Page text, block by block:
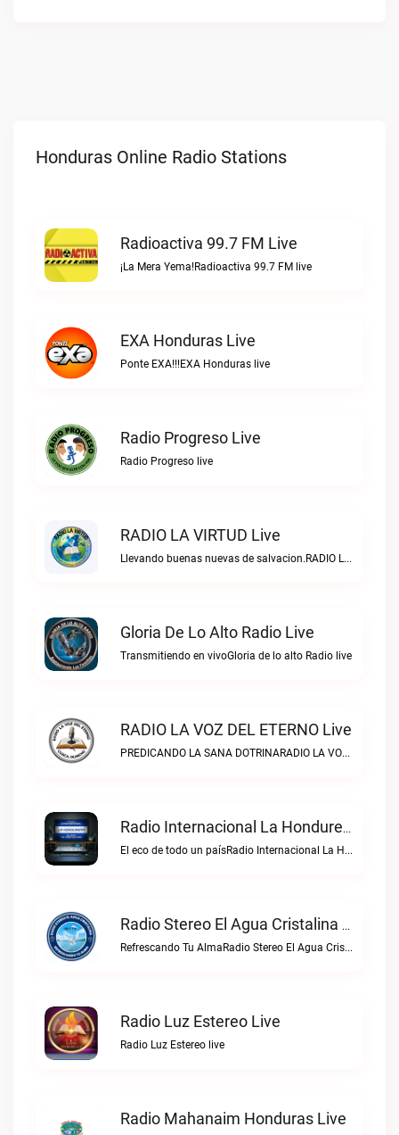
Honduras Online Radio Stations
Radioactiva 99.7 FM Live
¡La Mera Yema!Radioactiva 99.7 FM live
EXA Honduras Live
Ponte EXA!!!EXA Honduras live
Radio Progreso Live
Radio Progreso live
RADIO LA VIRTUD Live
Llevando buenas nuevas de salvacion.RADIO LA VIRTUD live
Gloria De Lo Alto Radio Live
Transmitiendo en vivoGloria de lo alto Radio live
RADIO LA VOZ DEL ETERNO Live
PREDICANDO LA SANA DOTRINARADIO LA VOZ DEL ETERNO live
Radio Internacional La Hondureña Live
El eco de todo un paísRadio Internacional La Hondureña live
Radio Stereo El Agua Cristalina Olanchito Live
Refrescando Tu AlmaRadio Stereo El Agua Cristalina Olanchito live
Radio Luz Estereo Live
Radio Luz Estereo live
Radio Mahanaim Honduras Live